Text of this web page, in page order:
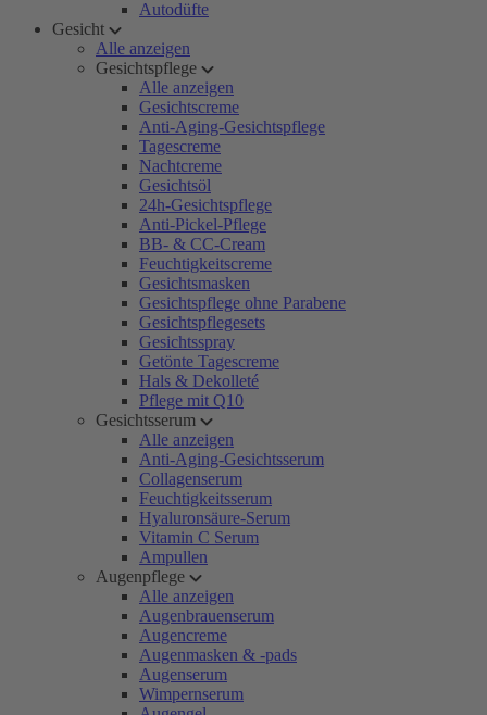
Autodüfte
Gesicht
Alle anzeigen
Gesichtspflege
Alle anzeigen
Gesichtscreme
Anti-Aging-Gesichtspflege
Tagescreme
Nachtcreme
Gesichtsöl
24h-Gesichtspflege
Anti-Pickel-Pflege
BB- & CC-Cream
Feuchtigkeitscreme
Gesichtsmasken
Gesichtspflege ohne Parabene
Gesichtspflegesets
Gesichtsspray
Getönte Tagescreme
Hals & Dekolleté
Pflege mit Q10
Gesichtsserum
Alle anzeigen
Anti-Aging-Gesichtsserum
Collagenserum
Feuchtigkeitsserum
Hyaluronsäure-Serum
Vitamin C Serum
Ampullen
Augenpflege
Alle anzeigen
Augenbrauenserum
Augencreme
Augenmasken & -pads
Augenserum
Wimpernserum